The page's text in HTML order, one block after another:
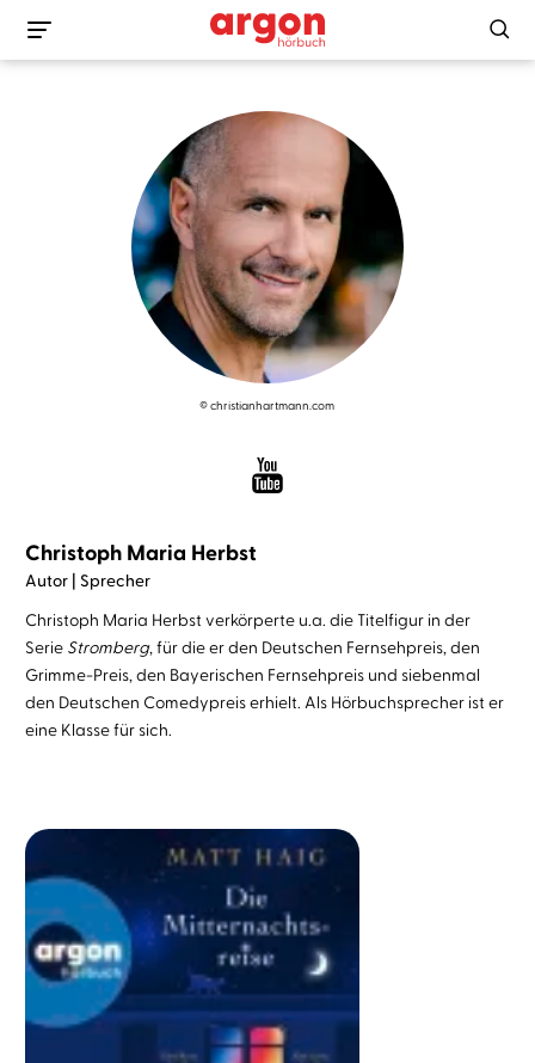
© christianhartmann.com
Christoph Maria Herbst
Autor | Sprecher
Christoph Maria Herbst verkörperte u.a. die Titelfigur in der
Serie Stromberg, für die er den Deutschen Fernsehpreis, den
Grimme-Preis, den Bayerischen Fernsehpreis und siebenmal
den Deutschen Comedypreis erhielt. Als Hörbuchsprecher ist er
eine Klasse für sich.